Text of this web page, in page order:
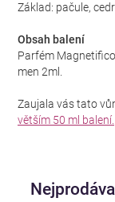
Základ: pačule,
Obsah balení
Parfém
men 2ml.
Zaujala vás tato
větším 50 ml balení.